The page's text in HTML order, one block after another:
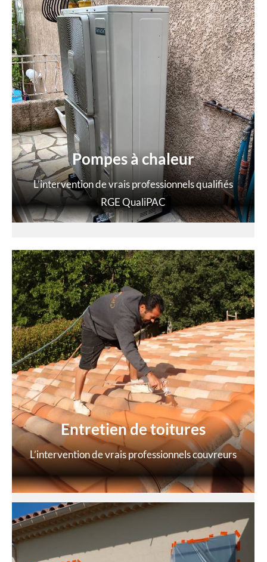
Pompes à chaleur
L’intervention de vrais professionnels qualifiés
RGE QualiPAC
Entretien de toitures
L’intervention de vrais professionnels couvreurs